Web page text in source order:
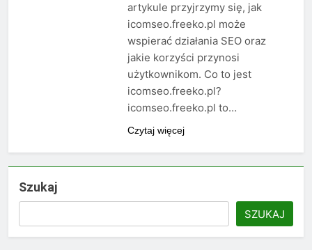
artykule przyjrzymy się, jak
icomseo.freeko.pl może
wspierać działania SEO oraz
jakie korzyści przynosi
użytkownikom. Co to jest
icomseo.freeko.pl?
icomseo.freeko.pl to…
Czytaj więcej
Szukaj
SZUKAJ